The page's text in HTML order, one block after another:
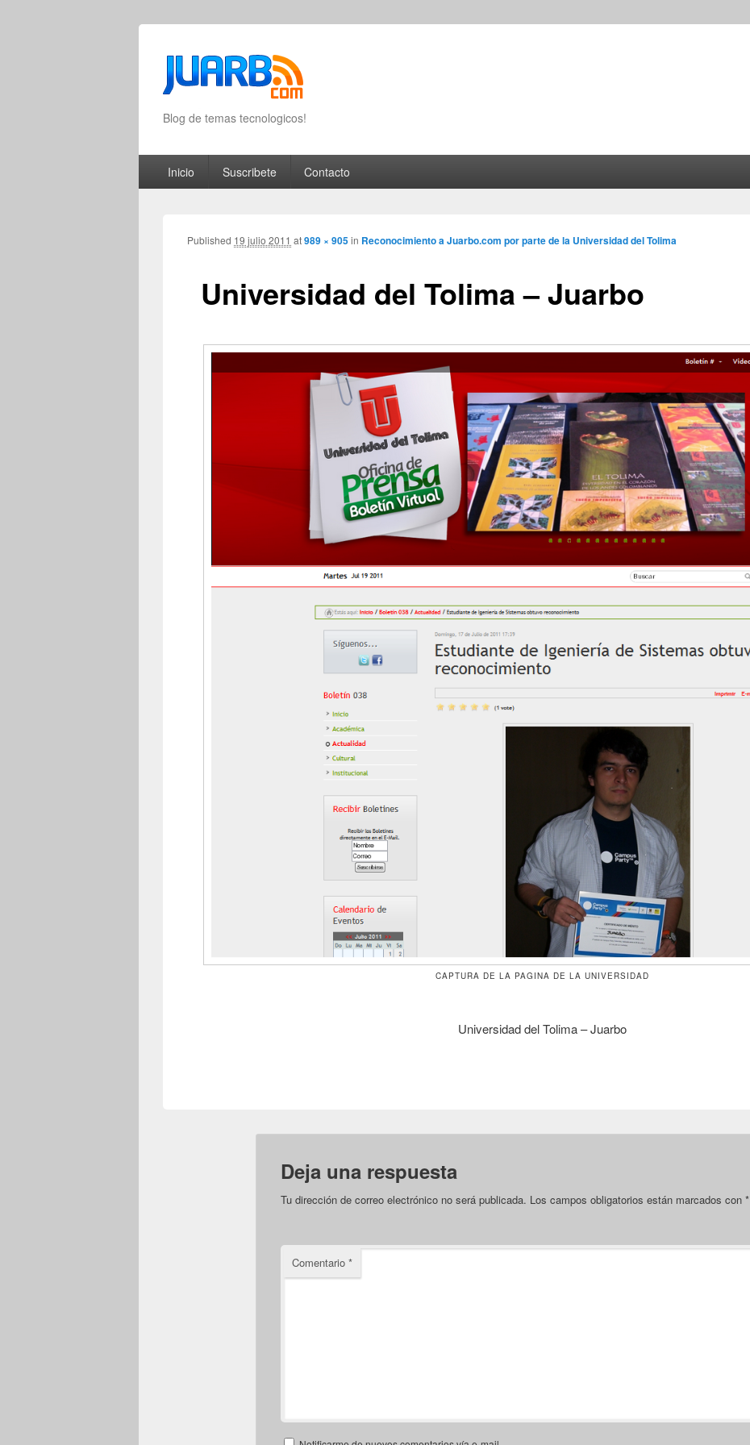
Blog de temas tecnologicos!
Primary menu
Skip to primary content
Skip to secondary content
Inicio Suscribete Contacto
Universidad del Tolima – Juarbo
Published 19 julio 2011 at989 × 905in Reconocimiento a Juarbo.com por parte de la Universidad del Tolima
CAPTURA DE LA PAGINA DE LA UNIVERSIDAD
Universidad del Tolima – Juarbo
Deja una respuesta
Tu dirección de correo electrónico no será publicada. Los campos obligatorios están marcados con*
Comentario*